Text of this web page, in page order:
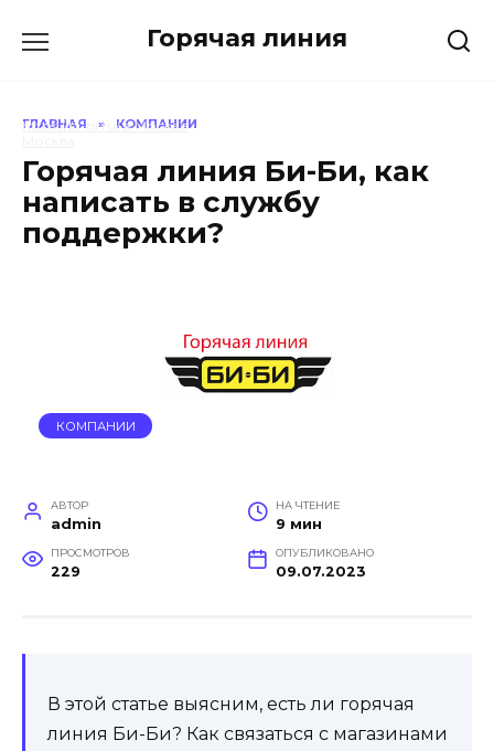
Горячая линия
ГЛАВНАЯ » КОМПАНИИ
Горячая линия Би-Би, как
написать в службу
поддержки?
КОМПАНИИ
АВТОР
admin
НА ЧТЕНИЕ
9 мин
ПРОСМОТРОВ
229
ОПУБЛИКОВАНО
09.07.2023
В этой статье выясним, есть ли горячая
линия Би-Би? Как связаться с магазинами
https://bi-bi.ru/ в Москве